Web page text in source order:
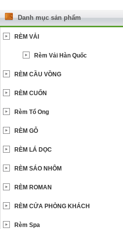
Danh mục sản phẩm
RÈM VẢI
Rèm Vải Hàn Quốc
RÈM CẦU VỒNG
RÈM CUỐN
Rèm Tổ Ong
RÈM GỖ
RÈM LÁ DỌC
RÈM SÁO NHÔM
RÈM ROMAN
RÈM CỬA PHÒNG KHÁCH
Rèm Spa